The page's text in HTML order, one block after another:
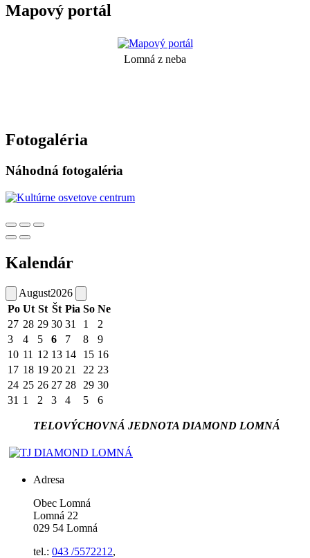
Mapový portál
Lomná z neba
Fotogaléria
Náhodná fotogaléria
Kalendár
August2026
Po Ut St Št Pia So Ne
27 28 29 30 31 1
2
3
4 5 6 7 8
9
10 11 12 13 14 15 16
17 18 19 20 21 22 23
24 25 26 27 28 29 30
31 1 2 3 4 5 6
TELOVÝCHOVNÁ JEDNOTA DIAMOND LOMNÁ
Adresa
Obec Lomná
Lomná 22
029 54 Lomná
tel.: 043 /5572212,